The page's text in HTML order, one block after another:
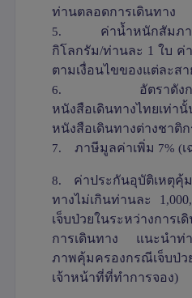
ท่านตลอดการเดินทาง
5.
ค่าน้ำหนักสัมภา
กิโลกรัม/ท่านละ 1 ใบ ค่
ตามเงื่อนไขของแต่ละส
6.
อัตราดัง
หนังสือเดินทางไ
หนังสือเดินทางต่างชาติ
7.
ภาษีมูลค่าเพิ่ม 7% (
8.
ค่าประกันอุบัติเหตุคุ้
ทางไม่เกินท่านละ 1 ,000,
เจ็บป่วยในระหว่างกา
การเดินทาง แนะนำท่า
ภาพคุ้มครองกรณีเจ็บป่
เจ้าหน้าที่ที่ทำการจอง)